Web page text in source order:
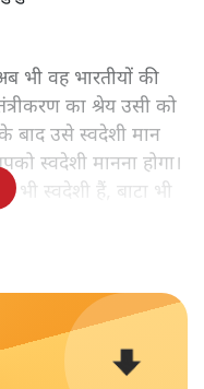
भी वह भारतीयों की
का श्रेय उसी को
बाद उसे स्वदेशी मान
स्वदेशी मानना होगा।
भी स्वदेशी हैं, बाटा भी